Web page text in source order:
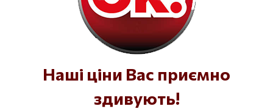
Наші ціни Вас приємно
здивують!